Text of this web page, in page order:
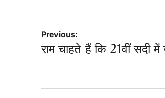
Post
navigation
Previous:
राम चाहते हैं कि 21वीं सदी